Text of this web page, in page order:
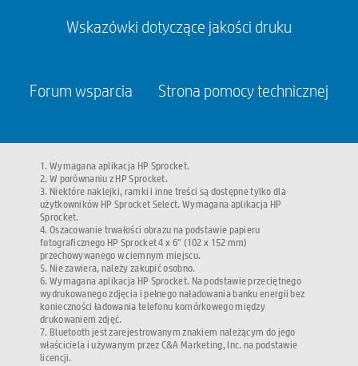
Wskazówki dotyczące jakości druku
Forum wsparcia Strona pomocy technicznej
1. Wymagana aplikacja HP Sprocket.
2. W porównaniu z HP Sprocket.
3. Niektóre naklejki, ramki i inne treści są dostępne tylko dla
użytkowników HP Sprocket Select. Wymagana aplikacja HP
Sprocket.
4. Oszacowanie trwałości obrazu na podstawie papieru
fotograficznego HP Sprocket 4 x 6” (102 x 152 mm)
przechowywanego w ciemnym miejscu.
5. Nie zawiera, należy zakupić osobno.
6. Wymagana aplikacja HP Sprocket. Na podstawie przeciętnego
wydrukowanego zdjęcia i pełnego naładowania banku energii bez
konieczności ładowania telefonu komórkowego między
drukowaniem zdjęć.
7. Bluetooth jest zarejestrowanym znakiem należącym do jego
właściciela i używanym przez C&A Marketing, Inc. na podstawie
licencji.